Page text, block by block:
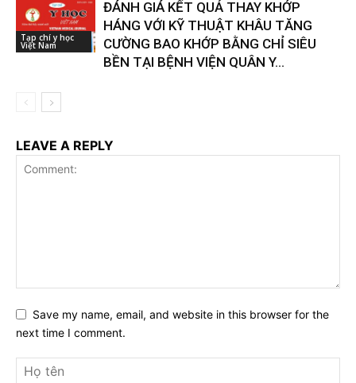
Tạp chí y học
Việt Nam
ĐÁNH GIÁ KẾT QUẢ THAY KHỚP
HÁNG VỚI KỸ THUẬT KHÂU TĂNG
CƯỜNG BAO KHỚP BẰNG CHỈ SIÊU
BỀN TẠI BỆNH VIỆN QUÂN Y...
LEAVE A REPLY
Save my name, email, and website in this browser for the
next time I comment.